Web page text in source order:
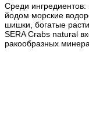
Среди ингредиентов:
йодом морские
шишки, богатые
SERA Crabs natural
ракообразных